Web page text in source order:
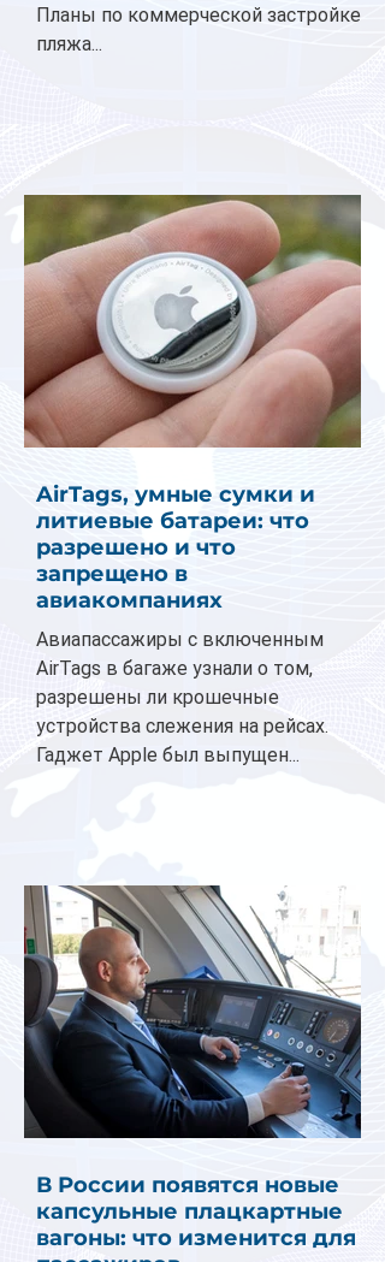
Планы по коммерческой застройке
пляжа...
AirTags, умные сумки и
литиевые батареи: что
разрешено и что
запрещено в
авиакомпаниях
Авиапассажиры с включенным
AirTags в багаже узнали о том,
разрешены ли крошечные
устройства слежения на рейсах.
Гаджет Apple был выпущен...
В России появятся новые
капсульные плацкартные
вагоны: что изменится для